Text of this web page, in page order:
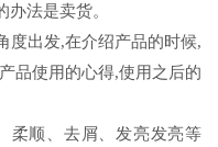
法是卖货。
度出发,在介绍产品的时候,
品使用的心得,使用之后的
柔顺、去屑、发亮发亮等